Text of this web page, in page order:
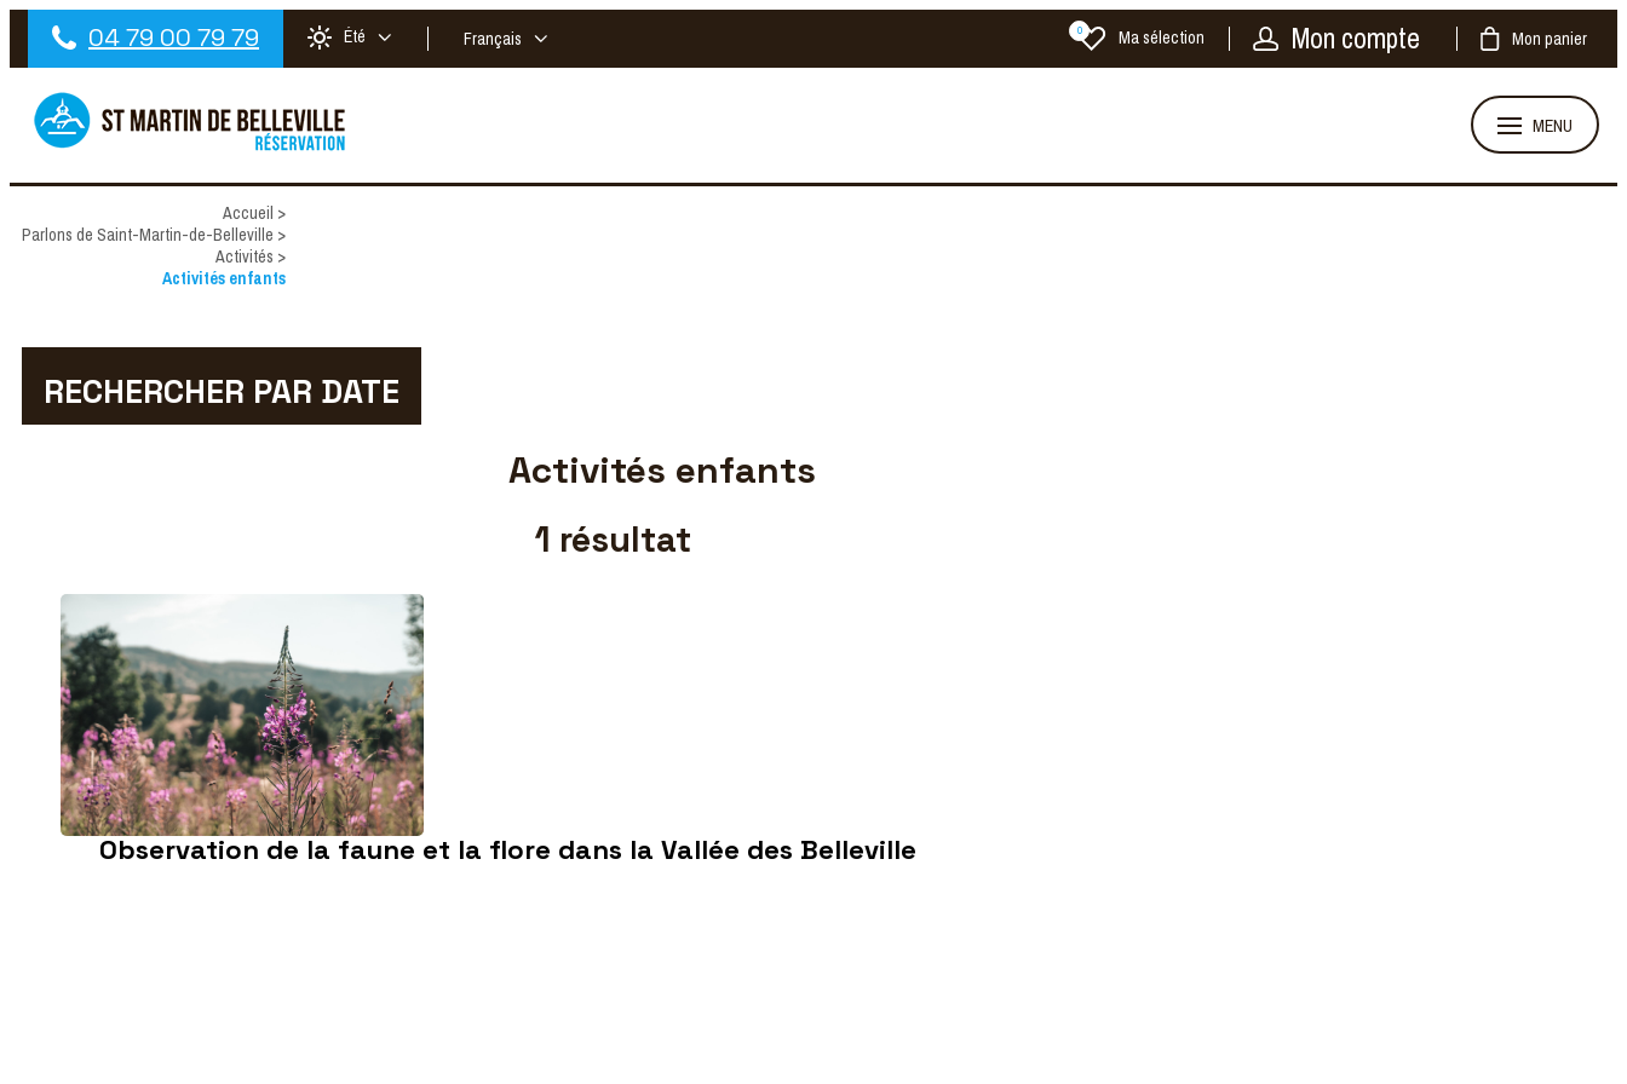
04 79 00 79 79 Été Français Ma sélection
0 Mon compte Mon panier
MENU
Accueil >
Parlons de Saint-Martin-de-Belleville >
Activités >
Activités enfants
RECHERCHER PAR DATE
Activités enfants
1 résultat
Observation de la faune et la flore dans la Vallée des Belleville